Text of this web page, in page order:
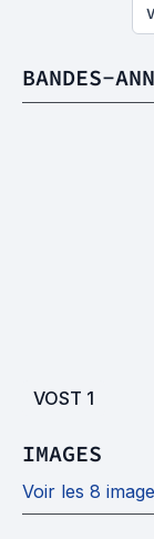
BANDES-
VOST 1
IMAGES
Voir les 8